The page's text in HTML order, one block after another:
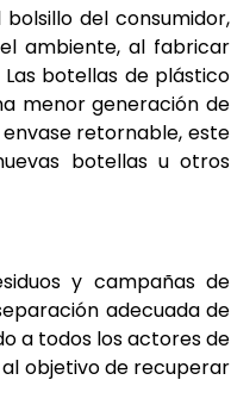
del consumidor,
ambiente, al fabricar
botellas de plástico
menor generación de
retornable, este
botellas u otros
y campañas de
adecuada de
a todos los actores de
objetivo de recuperar